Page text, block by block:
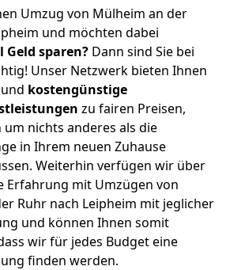
Umzug von Mülheim an der
und möchten dabei
Geld sparen? Dann sind Sie bei
Unser Netzwerk bieten Ihnen
und kostengünstige
zu fairen Preisen,
um nichts anderes als die
in Ihrem neuen Zuhause
Weiterhin verfügen wir über
Erfahrung mit Umzügen von
Ruhr nach Leipheim mit jeglicher
und können Ihnen somit
wir für jedes Budget eine
finden werden.